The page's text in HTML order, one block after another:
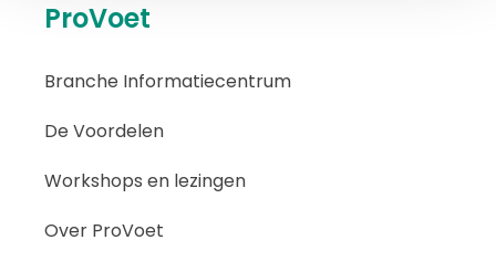
ProVoet
Branche Informatiecentrum
De Voordelen
Workshops en lezingen
Over ProVoet